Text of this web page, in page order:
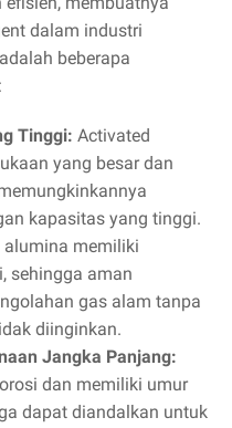
dalam industri
beberapa
Tinggi: Activated
yang besar dan
kapasitas yang tinggi.
alumina memiliki
sehingga aman
gas alam tanpa
diinginkan.
Jangka Panjang:
dan memiliki umur
dapat diandalkan untuk